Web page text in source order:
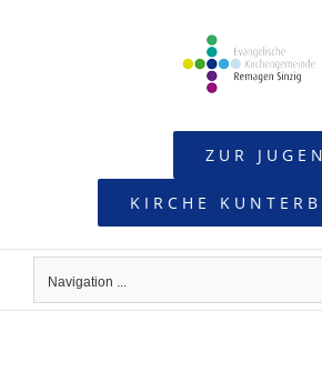
ZUR
KIRCHE
Navigation ...